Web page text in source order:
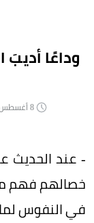
وداعًا
- عند الحديث
خصالهم فهم
في النفوس